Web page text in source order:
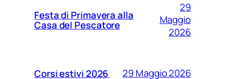
Festa di Primavera alla
Casa del Pescatore
29
Maggio
2026
Corsi estivi 2026 29 Maggio 2026